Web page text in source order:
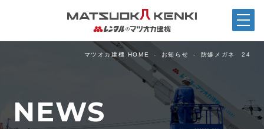
マツオカ建機 HOME お知らせ 防爆メガネ 24
NEWS